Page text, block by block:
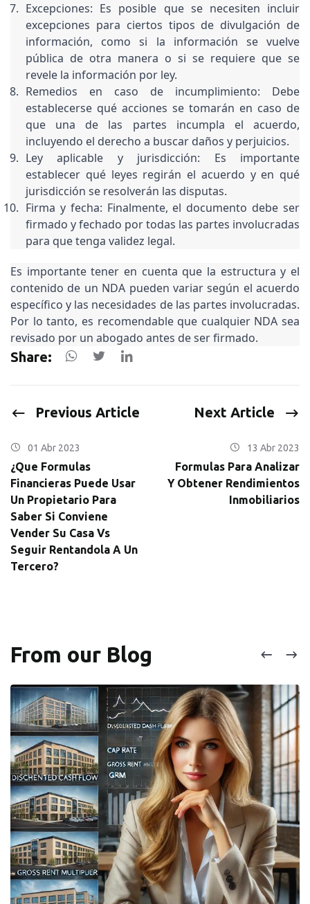
Excepciones: Es posible que se necesiten incluir
excepciones para ciertos tipos de divulgación de
información, como si la información se vuelve
pública de otra manera o si se requiere que se
revele la información por ley.
Remedios en caso de incumplimiento: Debe
establecerse qué acciones se tomarán en caso de
que una de las partes incumpla el acuerdo,
incluyendo el derecho a buscar daños y perjuicios.
Ley aplicable y jurisdicción: Es importante
establecer qué leyes regirán el acuerdo y en qué
jurisdicción se resolverán las disputas.
Firma y fecha: Finalmente, el documento debe ser
firmado y fechado por todas las partes involucradas
para que tenga validez legal.
Es importante tener en cuenta que la estructura y el
contenido de un NDA pueden variar según el acuerdo
específico y las necesidades de las partes involucradas.
Por lo tanto, es recomendable que cualquier NDA sea
revisado por un abogado antes de ser firmado.
Share:
Previous Article
01 Abr 2023
¿Que Formulas
Financieras Puede Usar
Un Propietario Para
Saber Si Conviene
Vender Su Casa Vs
Seguir Rentandola A Un
Tercero?
Next Article
13 Abr 2023
Formulas Para Analizar
Y Obtener Rendimientos
Inmobiliarios
From our Blog